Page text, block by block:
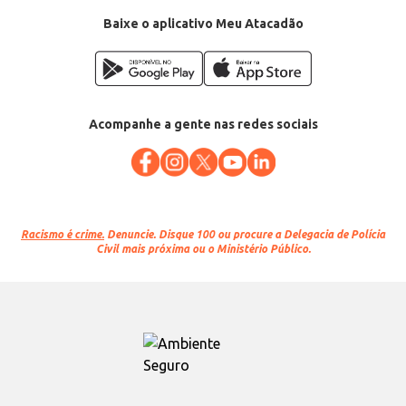
Baixe o aplicativo Meu Atacadão
Acompanhe a gente nas redes sociais
Racismo é crime. Denuncie. Disque 100 ou procure a Delegacia de Polícia
Civil mais próxima ou o Ministério Público.